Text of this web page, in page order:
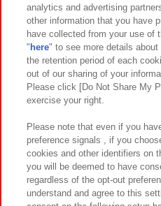
関連会社 サステナビ
プライバシーポリシー ウェブ
お取引先さまとともに
カスタマーハラスメント対応方針
analytics and advertising
other information that you have
have collected from your use of
" here" to see more details
the retention period of each
out of our sharing of your
Please click [Do Not Share My
exercise your right.
Please note that even if you
preference signals , if you
cookies and other identifiers on
you will be deemed to have
regardless of the opt-out
understand and agree to this